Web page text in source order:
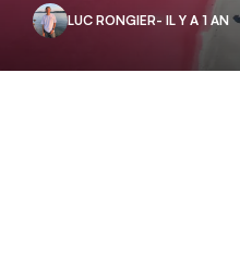
LUC RONGIER- IL Y A 1 AN